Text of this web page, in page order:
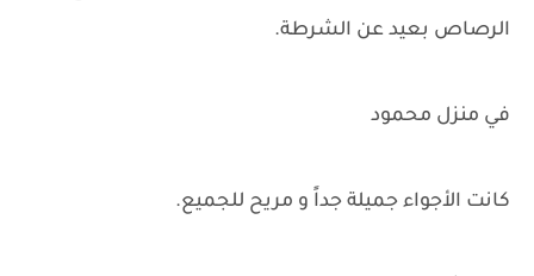
الرصاص بعيد عن الشرطة.
في منزل محمود
كانت الأجواء جميلة جداً و مريح للجميع.